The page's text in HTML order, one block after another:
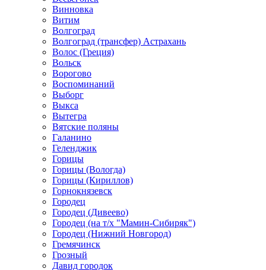
Винновка
Витим
Волгоград
Волгоград (трансфер) Астрахань
Волос (Греция)
Вольск
Ворогово
Воспоминаний
Выборг
Выкса
Вытегра
Вятские поляны
Галанино
Геленджик
Горицы
Горицы (Вологда)
Горицы (Кириллов)
Горнокнязевск
Городец
Городец (Дивеево)
Городец (на т/х "Мамин-Сибиряк")
Городец (Нижний Новгород)
Гремячинск
Грозный
Давид городок